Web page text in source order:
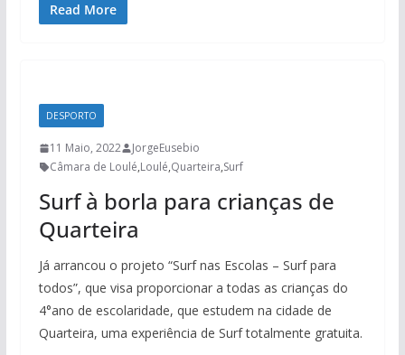
Read More
DESPORTO
11 Maio, 2022
JorgeEusebio
Câmara de Loulé,Loulé,Quarteira,Surf
Surf à borla para crianças de
Quarteira
Já arrancou o projeto “Surf nas Escolas – Surf para
todos”, que visa proporcionar a todas as crianças do
4°ano de escolaridade, que estudem na cidade de
Quarteira, uma experiência de Surf totalmente gratuita.